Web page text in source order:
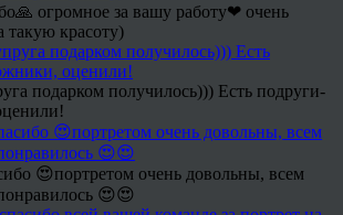
огромное за вашу работу❤ очень
такую красоту)
подарком получилось))) Есть подруги-
😍портретом очень довольны, всем
😍😍